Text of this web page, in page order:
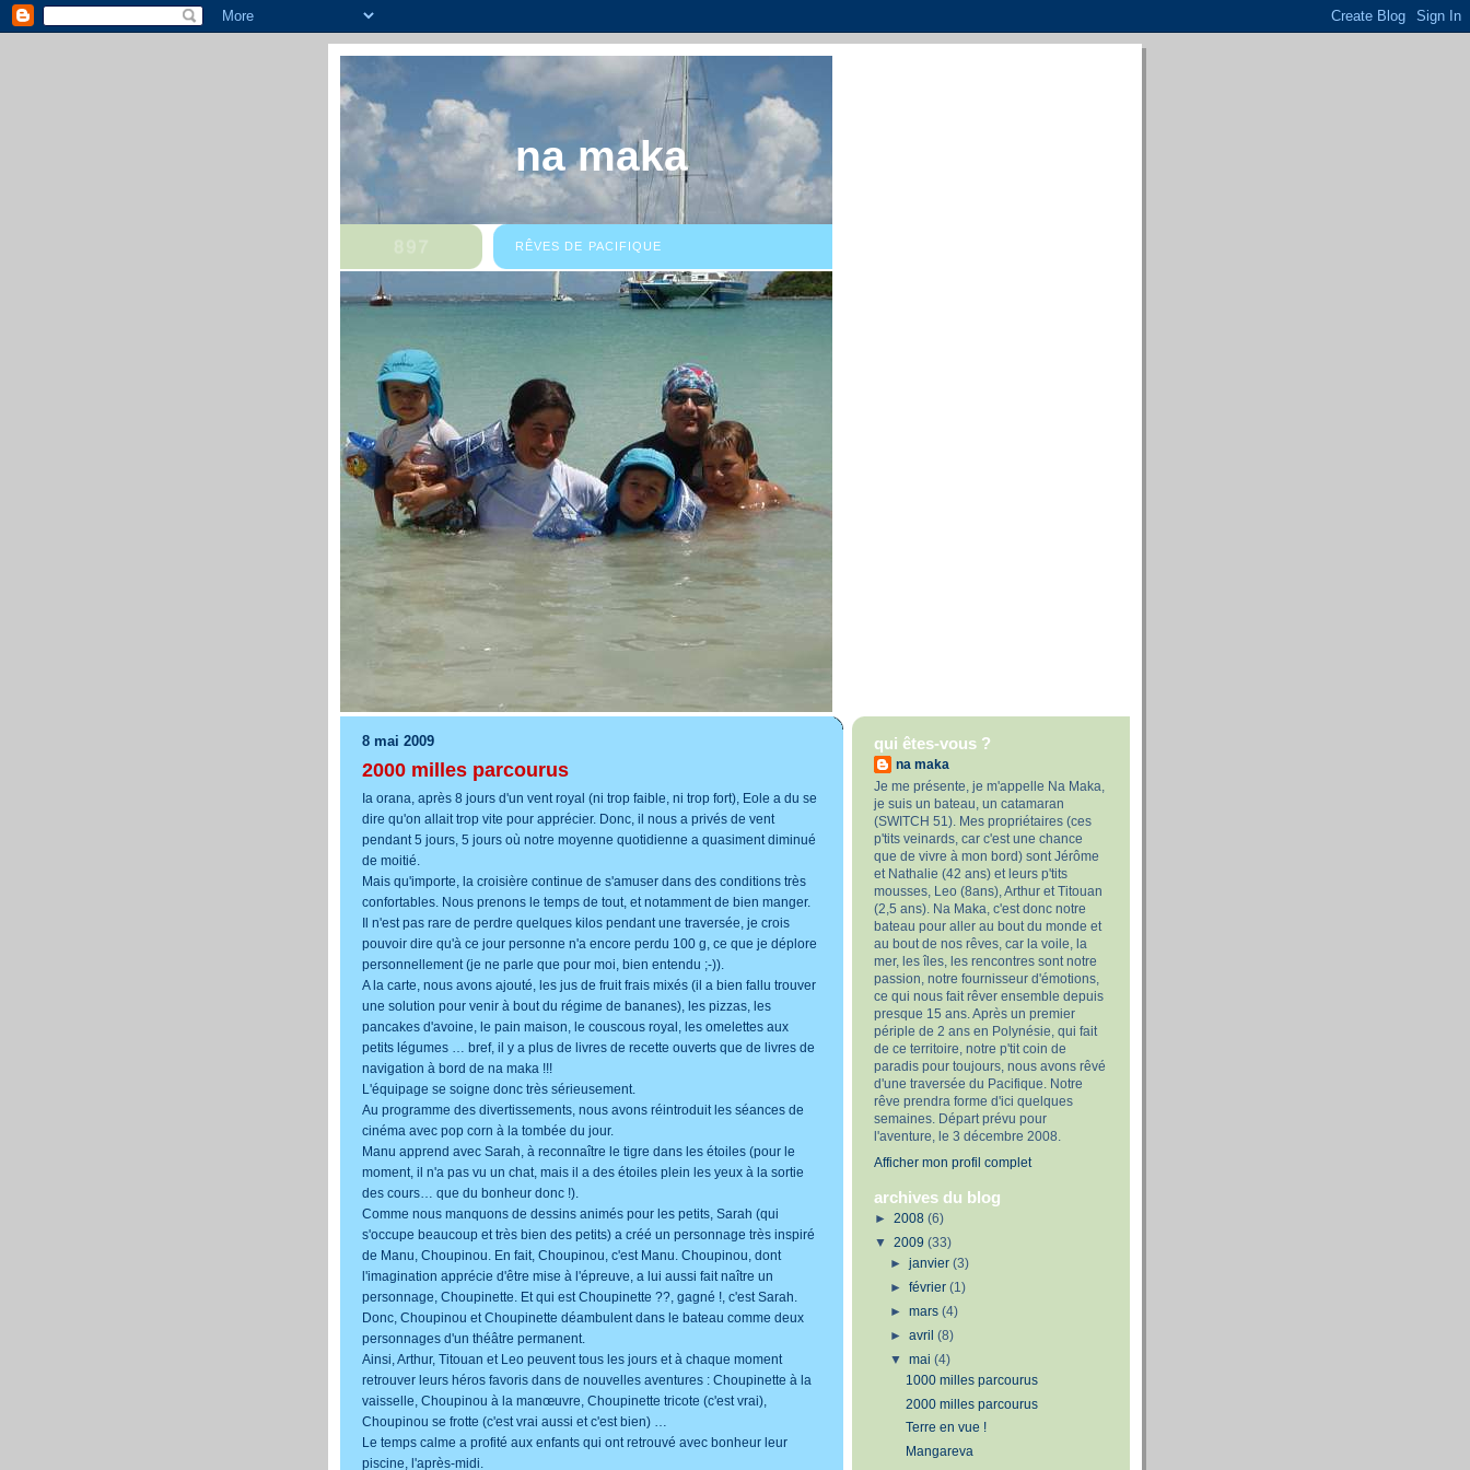
na maka
RÊVES DE PACIFIQUE
8 mai 2009
2000 milles parcourus
Ia orana, après 8 jours d'un vent royal (ni trop faible, ni trop fort), Eole a du se
dire qu'on allait trop vite pour apprécier. Donc, il nous a privés de vent
pendant 5 jours, 5 jours où notre moyenne quotidienne a quasiment diminué
de moitié.
Mais qu'importe, la croisière continue de s'amuser dans des conditions très
confortables. Nous prenons le temps de tout, et notamment de bien manger.
Il n'est pas rare de perdre quelques kilos pendant une traversée, je crois
pouvoir dire qu'à ce jour personne n'a encore perdu 100 g, ce que je déplore
personnellement (je ne parle que pour moi, bien entendu ;-)).
A la carte, nous avons ajouté, les jus de fruit frais mixés (il a bien fallu trouver
une solution pour venir à bout du régime de bananes), les pizzas, les
pancakes d'avoine, le pain maison, le couscous royal, les omelettes aux
petits légumes … bref, il y a plus de livres de recette ouverts que de livres de
navigation à bord de na maka !!!
L'équipage se soigne donc très sérieusement.
Au programme des divertissements, nous avons réintroduit les séances de
cinéma avec pop corn à la tombée du jour.
Manu apprend avec Sarah, à reconnaître le tigre dans les étoiles (pour le
moment, il n'a pas vu un chat, mais il a des étoiles plein les yeux à la sortie
des cours… que du bonheur donc !).
Comme nous manquons de dessins animés pour les petits, Sarah (qui
s'occupe beaucoup et très bien des petits) a créé un personnage très inspiré
de Manu, Choupinou. En fait, Choupinou, c'est Manu. Choupinou, dont
l'imagination apprécie d'être mise à l'épreuve, a lui aussi fait naître un
personnage, Choupinette. Et qui est Choupinette ??, gagné !, c'est Sarah.
Donc, Choupinou et Choupinette déambulent dans le bateau comme deux
personnages d'un théâtre permanent.
Ainsi, Arthur, Titouan et Leo peuvent tous les jours et à chaque moment
retrouver leurs héros favoris dans de nouvelles aventures : Choupinette à la
vaisselle, Choupinou à la manœuvre, Choupinette tricote (c'est vrai),
Choupinou se frotte (c'est vrai aussi et c'est bien) …
Le temps calme a profité aux enfants qui ont retrouvé avec bonheur leur
piscine, l'après-midi.
qui êtes-vous ?
na maka
Je me présente, je m'appelle Na Maka,
je suis un bateau, un catamaran
(SWITCH 51). Mes propriétaires (ces
p'tits veinards, car c'est une chance
que de vivre à mon bord) sont Jérôme
et Nathalie (42 ans) et leurs p'tits
mousses, Leo (8ans), Arthur et Titouan
(2,5 ans). Na Maka, c'est donc notre
bateau pour aller au bout du monde et
au bout de nos rêves, car la voile, la
mer, les îles, les rencontres sont notre
passion, notre fournisseur d'émotions,
ce qui nous fait rêver ensemble depuis
presque 15 ans. Après un premier
périple de 2 ans en Polynésie, qui fait
de ce territoire, notre p'tit coin de
paradis pour toujours, nous avons rêvé
d'une traversée du Pacifique. Notre
rêve prendra forme d'ici quelques
semaines. Départ prévu pour
l'aventure, le 3 décembre 2008.
Afficher mon profil complet
archives du blog
► 2008 (6)
▼ 2009 (33)
►janvier(3)
►février(1)
►mars(4)
►avril(8)
▼mai(4)
1000 milles parcourus
2000 milles parcourus
Terre en vue !
Mangareva